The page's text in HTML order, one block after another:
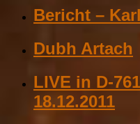
Bericht –
Dubh Artach
LIVE in D-
18.12.2011